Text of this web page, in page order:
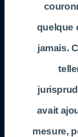
quelque
jamais.
avait
mesure,